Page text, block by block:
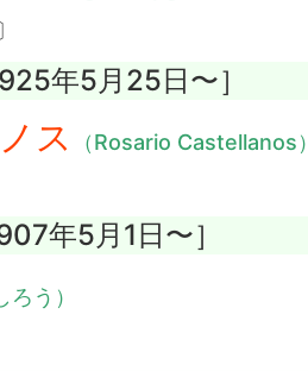
年5月25日〜］
ス （Rosario Castellanos）
年5月1日〜］
ろう）